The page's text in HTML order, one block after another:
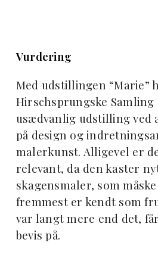
Vurdering
Med udstillingen “Marie”
Hirschsprungske Samling
usædvanlig udstilling ved
på design og
malerkunst. Alligevel er
relevant, da den kaster
skagensmaler, som
fremmest er kendt som
var langt mere end det,
bevis på.